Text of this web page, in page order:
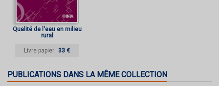
Qualité de l'eau en milieu
rural
Livre papier 33 €
PUBLICATIONS DANS LA MÊME COLLECTION